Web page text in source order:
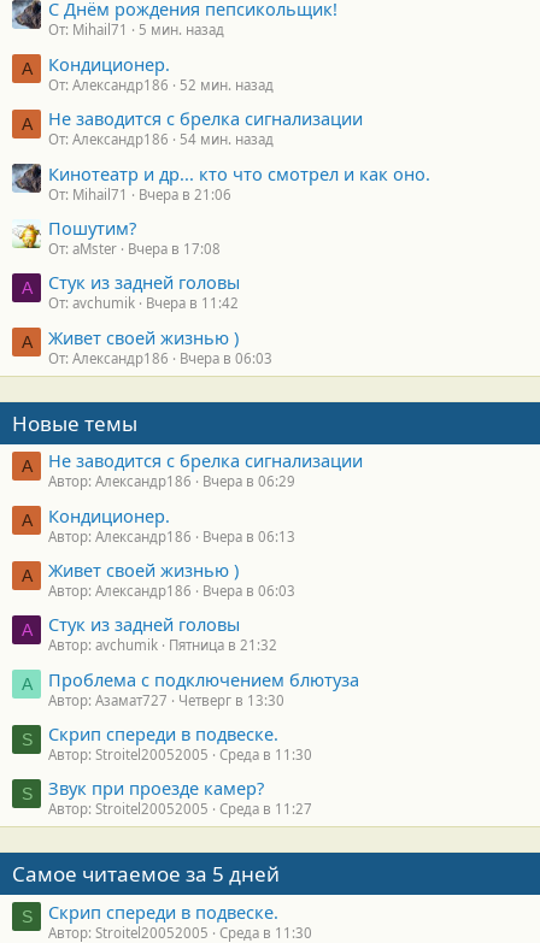
С Днём рождения пепсикольщик!
От: Mihail71 5 мин. назад
А Кондиционер.
От: Александр186 52 мин. назад
А Не заводится с брелка сигнализации
От: Александр186 54 мин. назад
Кинотеатр и др... кто что смотрел и как оно.
От: Mihail71 Вчера в 21:06
Пошутим?
От: aMster Вчера в 17:08
A Стук из задней головы
От: avchumik Вчера в 11:42
А Живет своей жизнью )
От: Александр186 Вчера в 06:03
Новые темы
А Не заводится с брелка сигнализации
Автор: Александр186 Вчера в 06:29
А Кондиционер.
Автор: Александр186 Вчера в 06:13
А Живет своей жизнью )
Автор: Александр186 Вчера в 06:03
A Стук из задней головы
Автор: avchumik Пятница в 21:32
А Проблема с подключением блютуза
Автор: Азамат727 Четверг в 13:30
S Скрип спереди в подвеске.
Автор: Stroitel20052005 Среда в 11:30
S Звук при проезде камер?
Автор: Stroitel20052005 Среда в 11:27
Самое читаемое за 5 дней
S Скрип спереди в подвеске.
Автор: Stroitel20052005 Среда в 11:30